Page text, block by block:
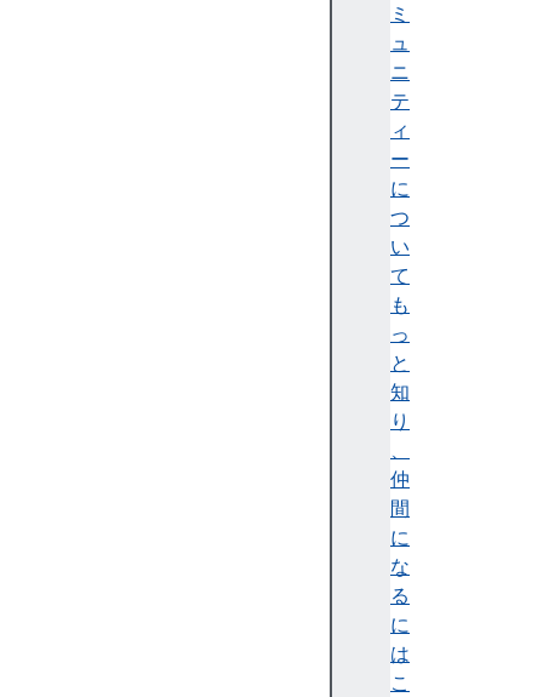
ミ
ュ
ニ
テ
ィ
ー
に
つ
い
て
も
っ
と
知
り
、
仲
間
に
な
る
に
は
こ